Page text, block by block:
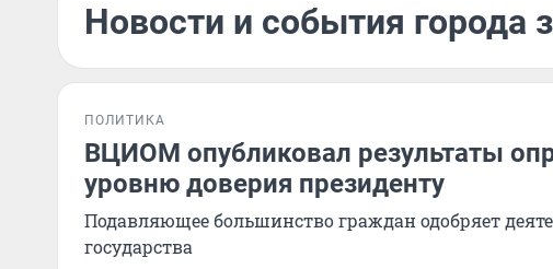
Новости и события города
ПОЛИТИКА
ВЦИОМ опубликовал результаты
уровню доверия президенту
Подавляющее большинство граждан одобряет
государства